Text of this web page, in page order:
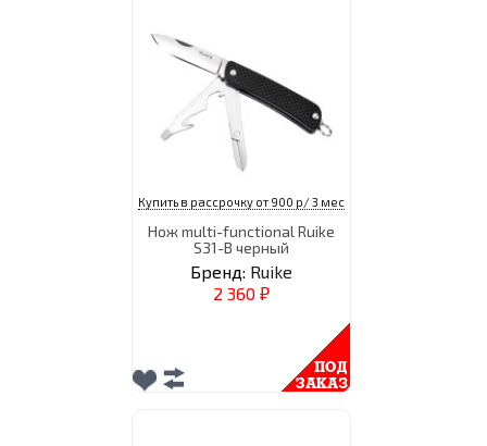
Купить в рассрочку от 900 р/ 3 мес
Нож multi-functional Ruike
S31-B черный
Бренд: Ruike
2 360 ₽